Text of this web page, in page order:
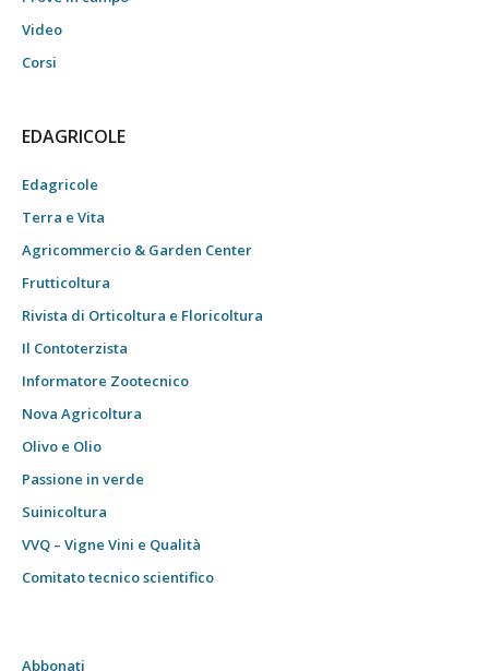
Video
Corsi
EDAGRICOLE
Edagricole
Terra e Vita
Agricommercio & Garden Center
Frutticoltura
Rivista di Orticoltura e Floricoltura
Il Contoterzista
Informatore Zootecnico
Nova Agricoltura
Olivo e Olio
Passione in verde
Suinicoltura
VVQ – Vigne Vini e Qualità
Comitato tecnico scientifico
Abbonati